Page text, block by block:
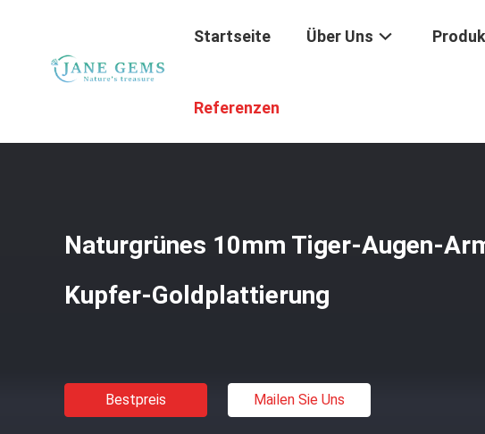
Startseite Über Uns
Referenzen
Naturgrünes 10mm Tiger-Augen-
Kupfer-Goldplattierung
Bestpreis Mailen Sie Uns